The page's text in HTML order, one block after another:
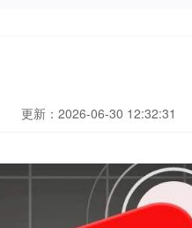
更新：2026-06-30 12:32:31